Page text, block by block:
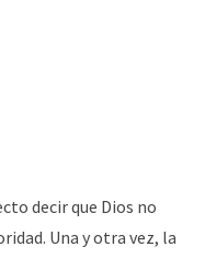
decir que Dios no
Una y otra vez, la